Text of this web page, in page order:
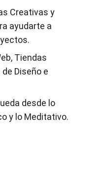
Creativas y
ayudarte a
Tiendas
Diseño e
desde lo
y lo Meditativo.